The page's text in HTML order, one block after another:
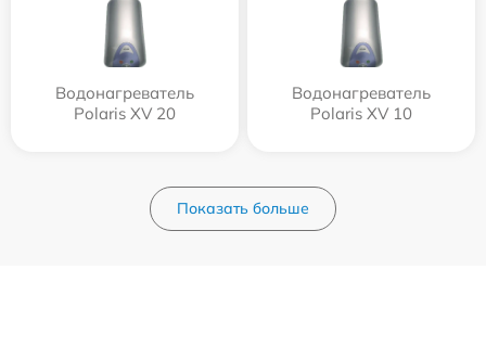
Водонагреватель
Polaris XV 20
Водонагреватель
Polaris XV 10
Показать больше